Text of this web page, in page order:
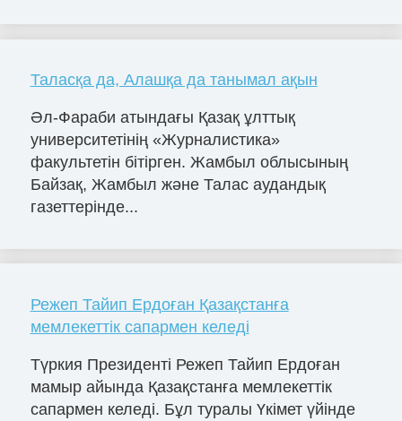
Таласқа да, Алашқа да танымал ақын
Әл-Фараби атындағы Қазақ ұлттық
университетінің «Журналистика»
факультетін бітірген. Жамбыл облысының
Байзақ, Жамбыл және Талас аудандық
газеттерінде...
Режеп Тайип Ердоған Қазақстанға
мемлекеттік сапармен келеді
Түркия Президенті Режеп Тайип Ердоған
мамыр айында Қазақстанға мемлекеттік
сапармен келеді. Бұл туралы Үкімет үйінде